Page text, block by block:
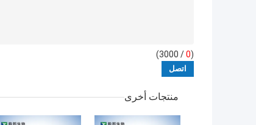
(
0
/ 3000)
منتجات أخرى